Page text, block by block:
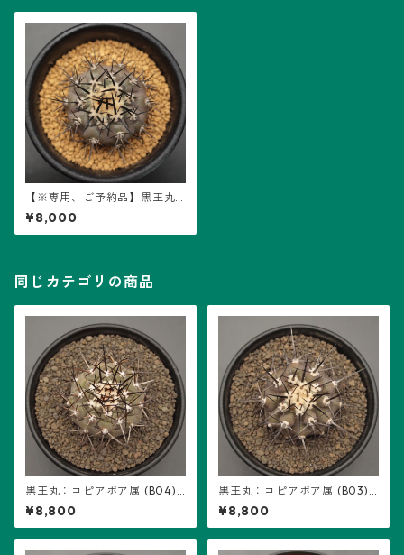
【※専用、ご予約品】黒王丸
(こくおうまる)：コピアポア属
(B01) ※接ぎ降ろし、キリン団
扇台付き
¥8,000
同じカテゴリの商品
黒王丸：コピアポア属 (B04)
※接ぎ降ろし、キリン団扇台
付き
¥8,800
黒王丸：コピアポア属 (B03)
※接ぎ降ろし、キリン団扇台
付き
¥8,800